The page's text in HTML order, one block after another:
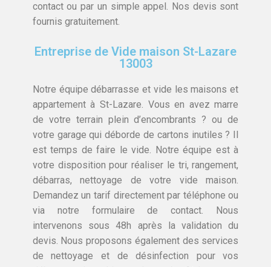
contact ou par un simple appel. Nos devis sont
fournis gratuitement.
Entreprise de Vide maison St-Lazare
13003
Notre équipe débarrasse et vide les maisons et
appartement à St-Lazare. Vous en avez marre
de votre terrain plein d’encombrants ? ou de
votre garage qui déborde de cartons inutiles ? Il
est temps de faire le vide. Notre équipe est à
votre disposition pour réaliser le tri, rangement,
débarras, nettoyage de votre vide maison.
Demandez un tarif directement par téléphone ou
via notre formulaire de contact. Nous
intervenons sous 48h après la validation du
devis. Nous proposons également des services
de nettoyage et de désinfection pour vos